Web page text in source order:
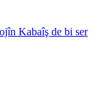
Kabaîş de bi ser